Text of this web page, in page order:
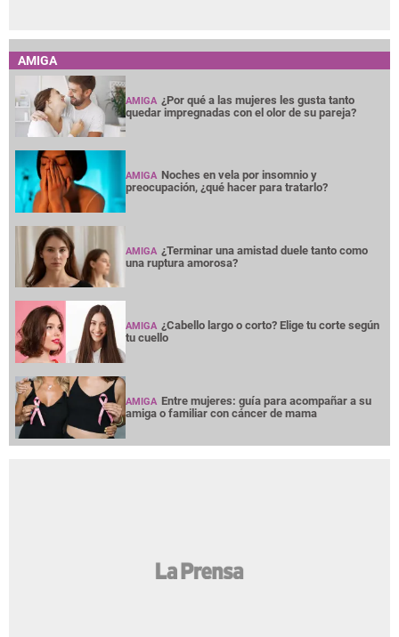
AMIGA
AMIGA ¿Por qué a las mujeres les gusta tanto
quedar impregnadas con el olor de su pareja?
AMIGA Noches en vela por insomnio y
preocupación, ¿qué hacer para tratarlo?
AMIGA ¿Terminar una amistad duele tanto como
una ruptura amorosa?
AMIGA ¿Cabello largo o corto? Elige tu corte según
tu cuello
AMIGA Entre mujeres: guía para acompañar a su
amiga o familiar con cáncer de mama